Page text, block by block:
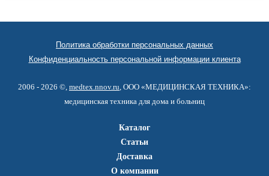
Политика обработки персональных данных
Конфиденциальность персональной информации клиента
2006 - 2026 ©, medtex.nnov.ru , ООО «МЕДИЦИНСКАЯ ТЕХНИКА»:
медицинская техника для дома и больниц
Каталог
Статьи
Доставка
О компании